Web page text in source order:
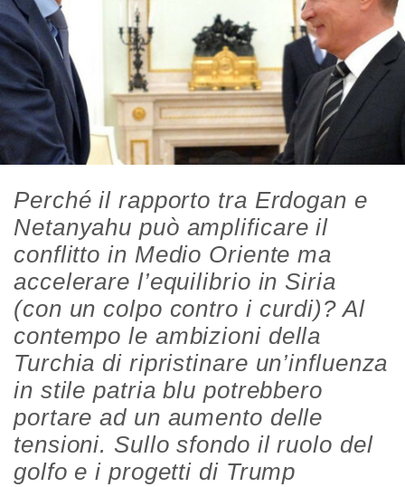
Perché il rapporto tra Erdogan e
Netanyahu può amplificare il
conflitto in Medio Oriente ma
accelerare l’equilibrio in Siria
(con un colpo contro i curdi)? Al
contempo le ambizioni della
Turchia di ripristinare un’influenza
in stile patria blu potrebbero
portare ad un aumento delle
tensioni. Sullo sfondo il ruolo del
golfo e i progetti di Trump